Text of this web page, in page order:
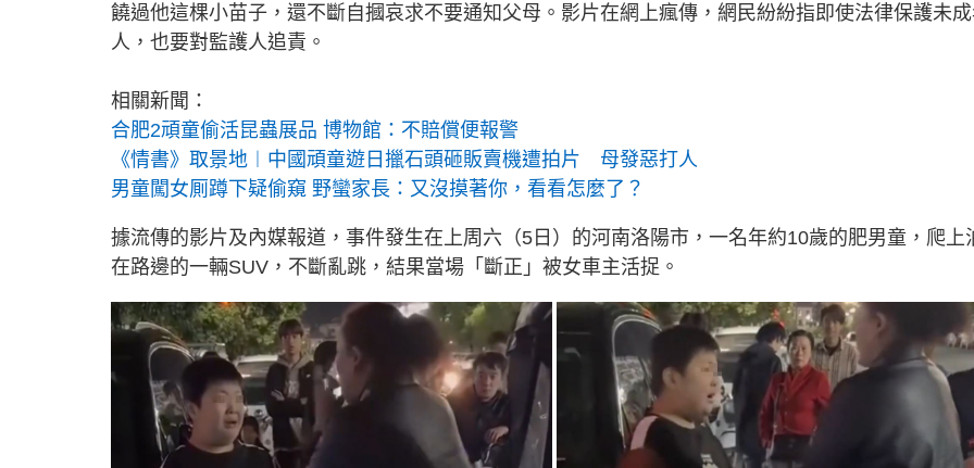
饒過他這棵小苗子，還不斷自摑哀求不要通知父母。影片在網上瘋傳，網民紛紛指即使法律保護未
人，也要對監護人追責。
相關新聞：
合肥2頑童偷活昆蟲展品 博物館：不賠償便報警
《情書》取景地︱中國頑童遊日擸石頭砸販賣機遭拍片 母發惡打人
男童闖女厠蹲下疑偷窺 野蠻家長：又沒摸著你，看看怎麼了？
據流傳的影片及內媒報道，事件發生在上周六（5日）的河南洛陽市，一名年約10歲的肥男童，爬上
在路邊的一輛SUV，不斷亂跳，結果當場「斷正」被女車主活捉。